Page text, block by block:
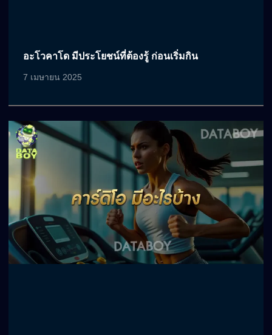
อะโวคาโด มีประโยชน์ที่ต้องรู้ ก่อนเริ่มกิน
7 เมษายน 2025